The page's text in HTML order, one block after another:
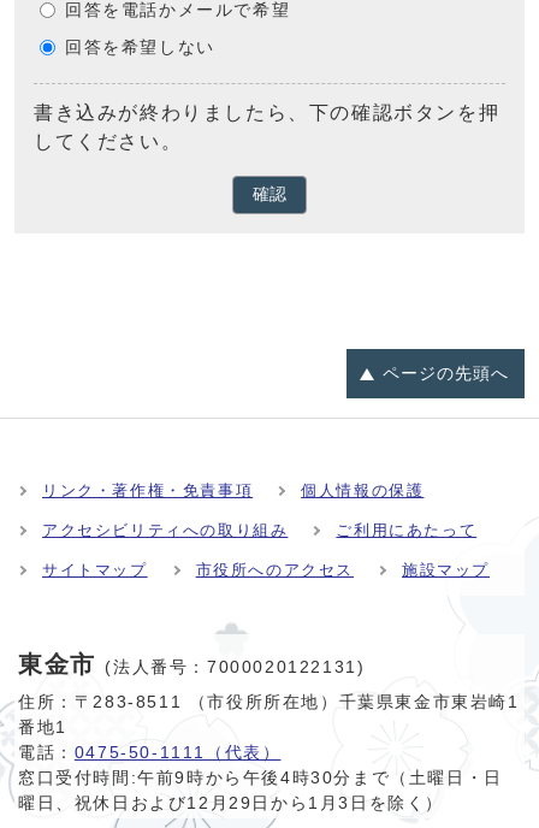
回答を電話かメールで希望
回答を希望しない
書き込みが終わりましたら、下の確認ボタンを押
してください。
確認
ページの先頭へ
リンク・著作権・免責事項 個人情報の保護
アクセシビリティへの取り組み ご利用にあたって
サイトマップ 市役所へのアクセス 施設マップ
東金市
(法人番号：7000020122131)
住所：〒283-8511 （市役所所在地）千葉県東金市東岩崎1
番地1
電話： 0475-50-1111（代表）
窓口受付時間:午前9時から午後4時30分まで（土曜日・日
曜日、祝休日および12月29日から1月3日を除く）